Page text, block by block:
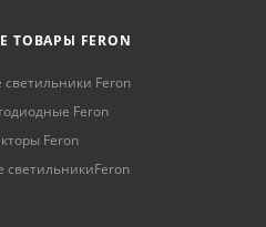
ТОВАРЫ FERON
Feron
Feron
Feron
светильникиFeron